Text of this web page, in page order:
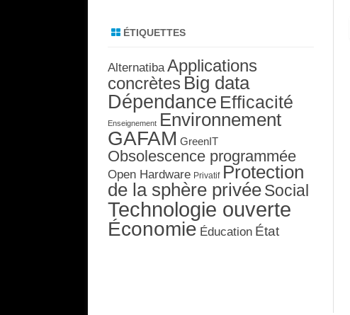
ÉTIQUETTES
Alternatiba Applications
concrètes Big data
Dépendance Efficacité
Enseignement Environnement
GAFAM GreenIT
Obsolescence programmée
Open Hardware Privatif Protection
de la sphère privéeSocial
Technologie ouverte
Économie Éducation État